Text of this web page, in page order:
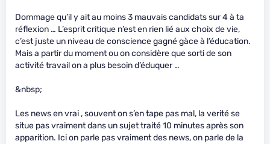
Dommage qu’il y ait au moins 3 mauvais candidats sur 4 à ta
réflexion … L’esprit critique n’est en rien lié aux choix de vie,
c’est juste un niveau de conscience gagné gàce à l’éducation.
Mais a partir du moment ou on considère que sorti de son
activité travail on a plus besoin d’éduquer …
&nbsp;
Les news en vrai , souvent on s’en tape pas mal, la verité se
situe pas vraiment dans un sujet traité 10 minutes après son
apparition. Ici on parle pas vraiment des news, on parle de la